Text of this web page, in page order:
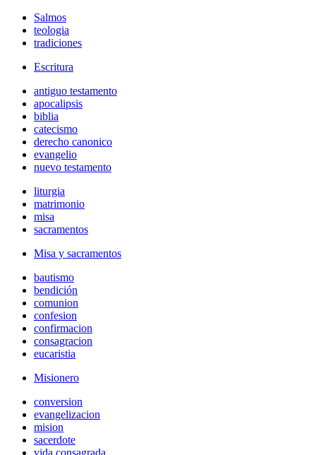
Salmos
teologia
tradiciones
Escritura
antiguo testamento
apocalipsis
biblia
catecismo
derecho canonico
evangelio
nuevo testamento
liturgia
matrimonio
misa
sacramentos
Misa y sacramentos
bautismo
bendición
comunion
confesion
confirmacion
consagracion
eucaristia
Misionero
conversion
evangelizacion
mision
sacerdote
vida consagrada